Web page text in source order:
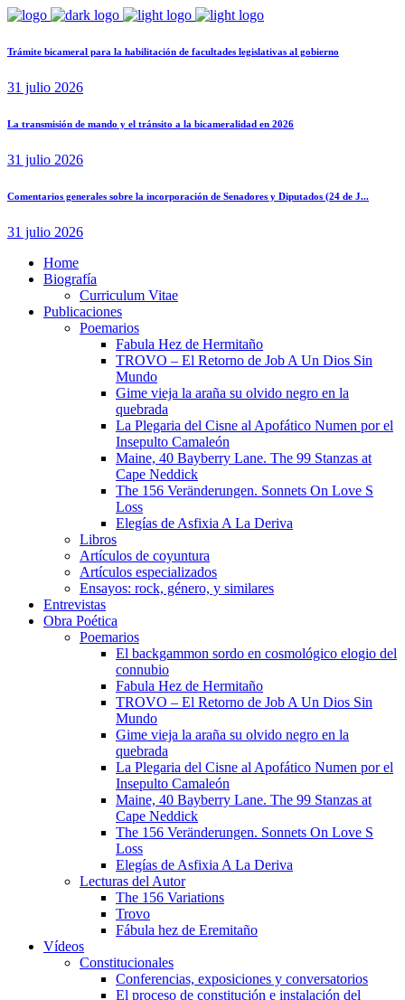
Trámite bicameral para la habilitación de facultades legislativas al gobierno
31 julio 2026
La transmisión de mando y el tránsito a la bicameralidad en 2026
31 julio 2026
Comentarios generales sobre la incorporación de Senadores y Diputados (24 de J...
31 julio 2026
Home
Biografía
Curriculum Vitae​
Publicaciones
Poemarios
Fabula Hez de Hermitaño
TROVO – El Retorno de Job A Un Dios Sin
Mundo
Gime vieja la araña su olvido negro en la
quebrada
La Plegaria del Cisne al Apofático Numen por el
Insepulto Camaleón
Maine, 40 Bayberry Lane. The 99 Stanzas at
Cape Neddick
The 156 Veränderungen. Sonnets On Love S
Loss
Elegías de Asfixia A La Deriva
Libros
Artículos de coyuntura
Artículos especializados
Ensayos: rock, género, y similares
Entrevistas
Obra Poética
Poemarios
El backgammon sordo en cosmológico elogio del
connubio
Fabula Hez de Hermitaño
TROVO – El Retorno de Job A Un Dios Sin
Mundo
Gime vieja la araña su olvido negro en la
quebrada
La Plegaria del Cisne al Apofático Numen por el
Insepulto Camaleón
Maine, 40 Bayberry Lane. The 99 Stanzas at
Cape Neddick
The 156 Veränderungen. Sonnets On Love S
Loss
Elegías de Asfixia A La Deriva
Lecturas del Autor
The 156 Variations
Trovo
Fábula hez de Eremitaño
Vídeos
Constitucionales
Conferencias, exposiciones y conversatorios
El proceso de constitución e instalación del